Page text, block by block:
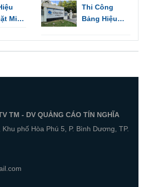
Bình
Một | Quảng
Cáo Tín Nghĩa
Mica
Thi Công
Bảng Hiệu
Tại Tân Uyên
| Quảng Cáo
TP.HCM
TM - DV QUẢNG CÁO TÍN NGHĨA
phố Hòa Phú 5, P. Bình Dương, TP.